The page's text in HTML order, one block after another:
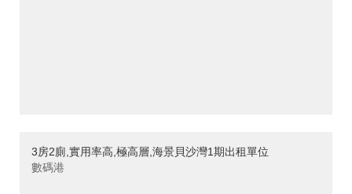
3房2廁,實用率高,極高層,海景貝沙灣1期出租單位
數碼港